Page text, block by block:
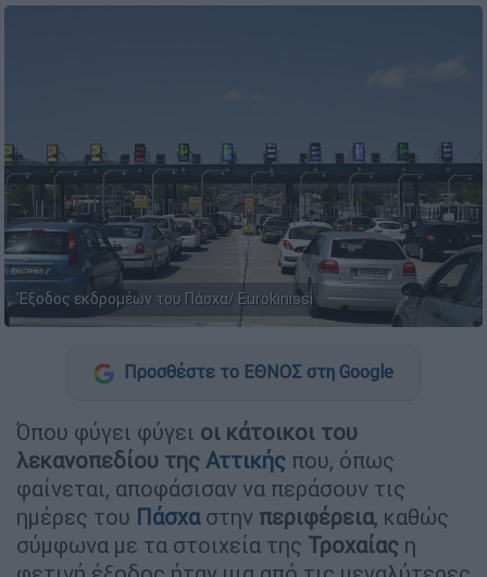
'Εξοδος εκδρομέων του Πάσχα/ Eurokinissi
Προσθέστε το ΕΘΝΟΣ στη Google
Όπου φύγει φύγει οι κάτοικοι του
λεκανοπεδίου της Αττικής που, όπως
φαίνεται, αποφάσισαν να περάσουν τις
ημέρες του Πάσχα στην περιφέρεια, καθώς
σύμφωνα με τα στοιχεία της Τροχαίας η